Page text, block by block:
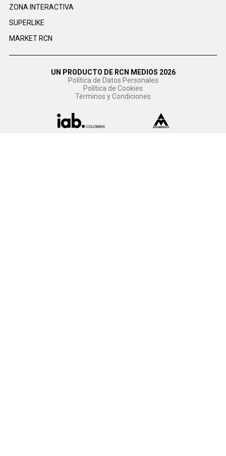
ZONA INTERACTIVA
SUPERLIKE
MARKET RCN
UN PRODUCTO DE RCN MEDIOS 2026
Política de Datos Personales
Política de Cookies
Términos y Condiciones